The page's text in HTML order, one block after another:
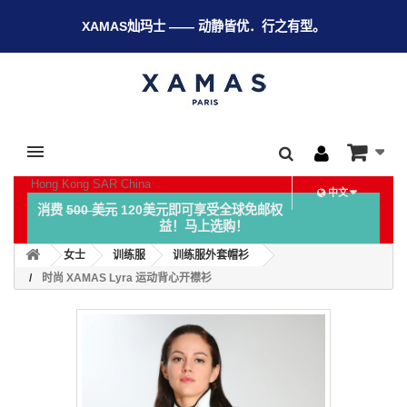
XAMAS灿玛士 —— 动静皆优．行之有型。
Hong Kong SAR China
中文
消费500 美元120美元即可享受全球免邮权
益！马上选购！
女士 训练服
训练服外套帽衫
时尚 XAMAS Lyra 运动背心开襟衫